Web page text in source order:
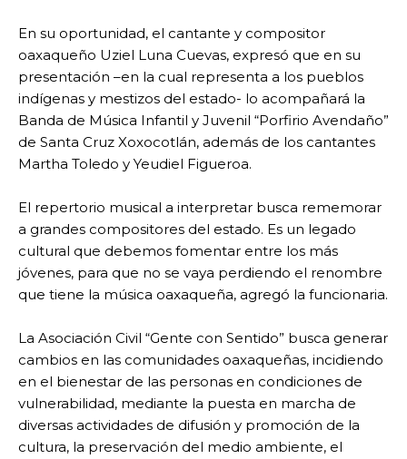
En su oportunidad, el cantante y compositor
oaxaqueño Uziel Luna Cuevas, expresó que en su
presentación –en la cual representa a los pueblos
indígenas y mestizos del estado- lo acompañará la
Banda de Música Infantil y Juvenil “Porfirio Avendaño”
de Santa Cruz Xoxocotlán, además de los cantantes
Martha Toledo y Yeudiel Figueroa.
El repertorio musical a interpretar busca rememorar
a grandes compositores del estado. Es un legado
cultural que debemos fomentar entre los más
jóvenes, para que no se vaya perdiendo el renombre
que tiene la música oaxaqueña, agregó la funcionaria.
La Asociación Civil “Gente con Sentido” busca generar
cambios en las comunidades oaxaqueñas, incidiendo
en el bienestar de las personas en condiciones de
vulnerabilidad, mediante la puesta en marcha de
diversas actividades de difusión y promoción de la
cultura, la preservación del medio ambiente, el